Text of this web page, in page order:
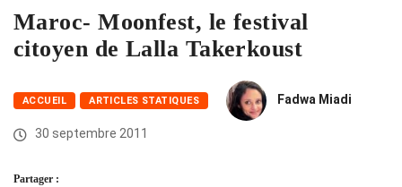
Maroc- Moonfest, le festival
citoyen de Lalla Takerkoust
ACCUEIL ARTICLES STATIQUES Fadwa Miadi
30 septembre 2011
Partager :